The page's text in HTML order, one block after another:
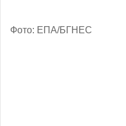
Фото: ЕПА/БГНЕС